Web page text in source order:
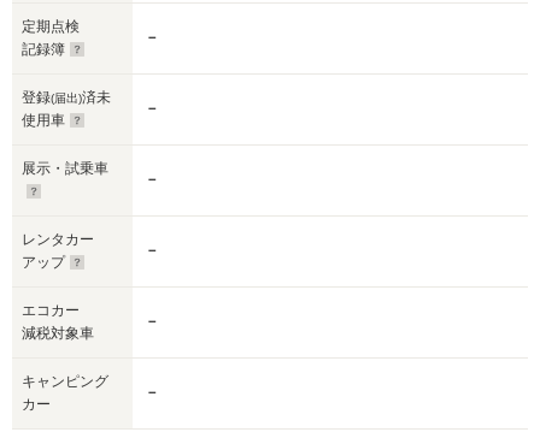
定期点検
記録簿
－
登録(届出)済未
使用車
－
展示・試乗車
－
レンタカー
アップ
－
エコカー
減税対象車
－
キャンピング
カー
－